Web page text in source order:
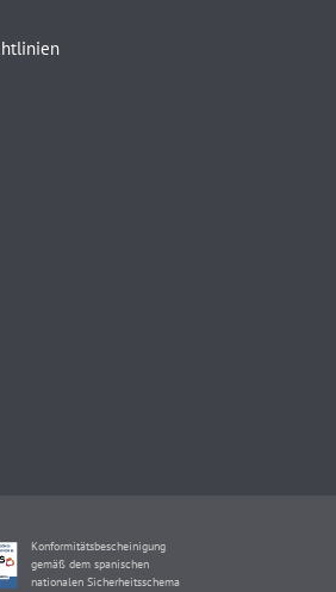
Konformitätsbescheinigung
gemäß dem spanischen
nationalen Sicherheitsschema